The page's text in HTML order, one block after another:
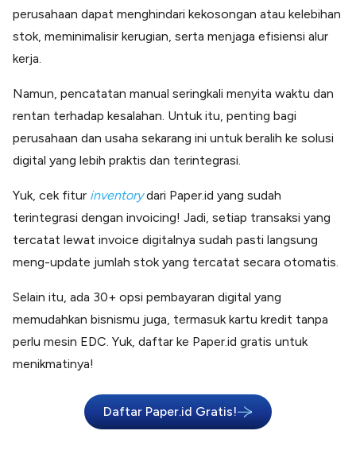
perusahaan dapat menghindari kekosongan atau kelebihan
stok, meminimalisir kerugian, serta menjaga efisiensi alur
kerja.
Namun, pencatatan manual seringkali menyita waktu dan
rentan terhadap kesalahan. Untuk itu, penting bagi
perusahaan dan usaha sekarang ini untuk beralih ke solusi
digital yang lebih praktis dan terintegrasi.
Yuk, cek fitur inventorydari Paper.id yang sudah
terintegrasi dengan invoicing! Jadi, setiap transaksi yang
tercatat lewat invoice digitalnya sudah pasti langsung
meng-update jumlah stok yang tercatat secara otomatis.
Selain itu, ada 30+ opsi pembayaran digital yang
memudahkan bisnismu juga, termasuk kartu kredit tanpa
perlu mesin EDC. Yuk, daftar ke Paper.id gratis untuk
menikmatinya!
Daftar Paper.id Gratis!